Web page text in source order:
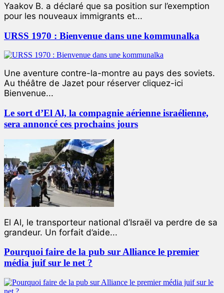
Yaakov B. a déclaré que sa position sur l’exemption
pour les nouveaux immigrants et...
URSS 1970 : Bienvenue dans une kommunalka
Une aventure contre-la-montre au pays des soviets.
Au théâtre de Jazet pour réserver cliquez-ici
Bienvenue...
Le sort d’El Al, la compagnie aérienne israélienne,
sera annoncé ces prochains jours
El Al, le transporteur national d’Israël va perdre de sa
grandeur. Un forfait d’aide...
Pourquoi faire de la pub sur Alliance le premier
média juif sur le net ?